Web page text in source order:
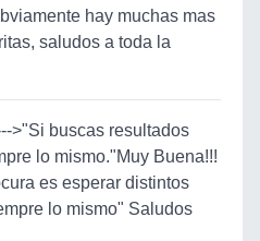
hay muchas mas
saludos a toda la
>"Si buscas resultados
lo mismo."Muy Buena!!!
es esperar distintos
lo mismo" Saludos